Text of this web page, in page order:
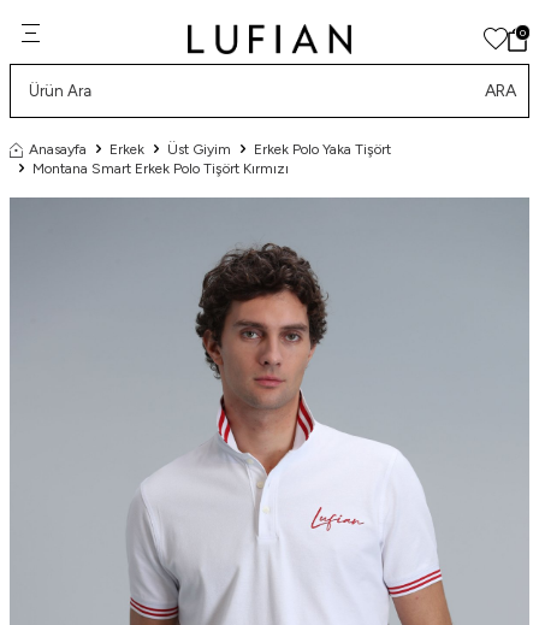
0
ARA
Anasayfa Erkek Üst Giyim
Erkek Polo Yaka Tişört
Montana Smart Erkek Polo Tişört Kırmızı